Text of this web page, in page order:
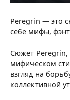
Peregrin — это
себе мифы,
Сюжет Peregrin,
мифическом
взгляд на
коллективной